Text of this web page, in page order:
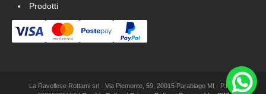
Prodotti
La Ravellese Rottami srl - Via Piemonte, 59, 20015 Parabiago MI - P.IVA: